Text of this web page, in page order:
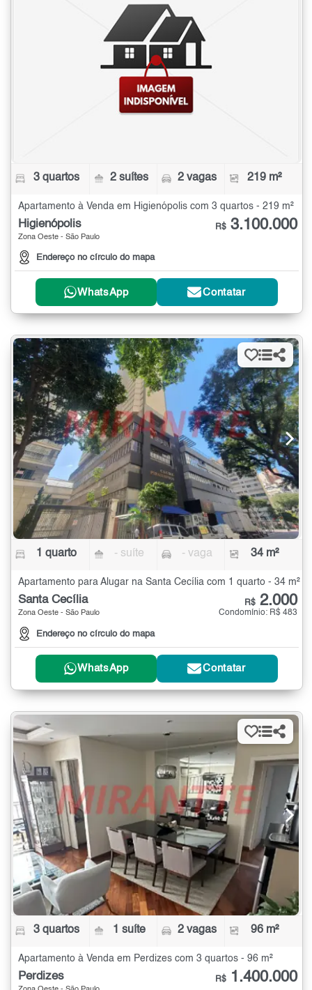
3 quartos 2 suítes 2 vagas 219 m²
Apartamento à Venda em Higienópolis com 3 quartos - 219 m²
Higienópolis
Zona Oeste - São Paulo
Endereço no círculo do mapa
R$ 3.100.000
WhatsApp Contatar
1 quarto - suíte - vaga 34 m²
Apartamento para Alugar na Santa Cecília com 1 quarto - 34 m²
Santa Cecília
Zona Oeste - São Paulo
Endereço no círculo do mapa
R$ 2.000
Condomínio: R$ 483
WhatsApp Contatar
3 quartos 1 suíte 2 vagas 96 m²
Apartamento à Venda em Perdizes com 3 quartos - 96 m²
Perdizes R$ 1.400.000